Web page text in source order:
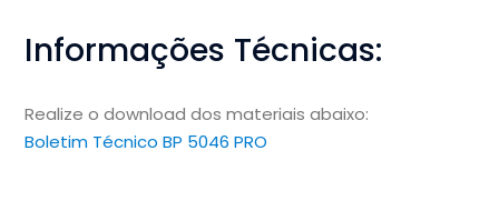
Informações Técnicas:
Realize o download dos materiais abaixo:
Boletim Técnico BP 5046 PRO